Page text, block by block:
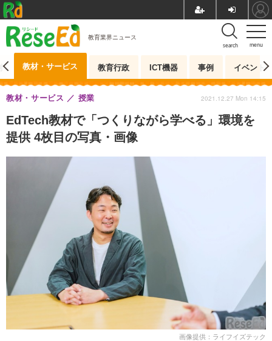
menu
search
教育業界ニュース
教材・サービス 教育行政 ICT機器 事例 イベント
EdTech教材で「つくりながら学べる」環境を
提供 4枚目の写真・画像
教材・サービス 授業 2021.12.27 Mon 14:15
画像提供：ライフイズテック